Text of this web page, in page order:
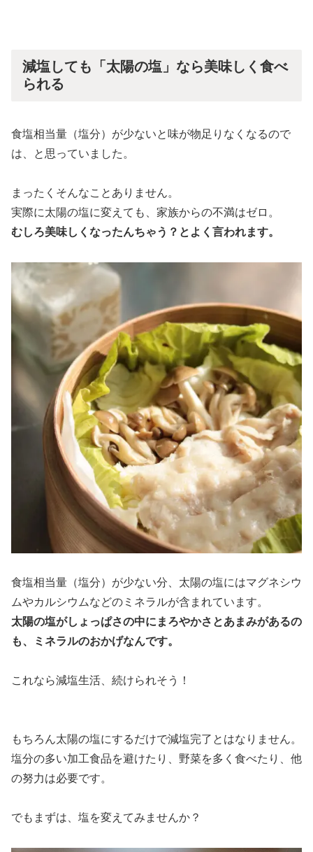
減塩しても「太陽の塩」なら美味しく食べ
られる
食塩相当量（塩分）が少ないと味が物足りなくなるので
は、と思っていました。
まったくそんなことありません。
実際に太陽の塩に変えても、家族からの不満はゼロ。
むしろ美味しくなったんちゃう？とよく言われます。
食塩相当量（塩分）が少ない分、太陽の塩にはマグネシウ
ムやカルシウムなどのミネラルが含まれています。
太陽の塩がしょっぱさの中にまろやかさとあまみがあるの
も、ミネラルのおかげなんです。
これなら減塩生活、続けられそう！
もちろん太陽の塩にするだけで減塩完了とはなりません。
塩分の多い加工食品を避けたり、野菜を多く食べたり、他
の努力は必要です。
でもまずは、塩を変えてみませんか？